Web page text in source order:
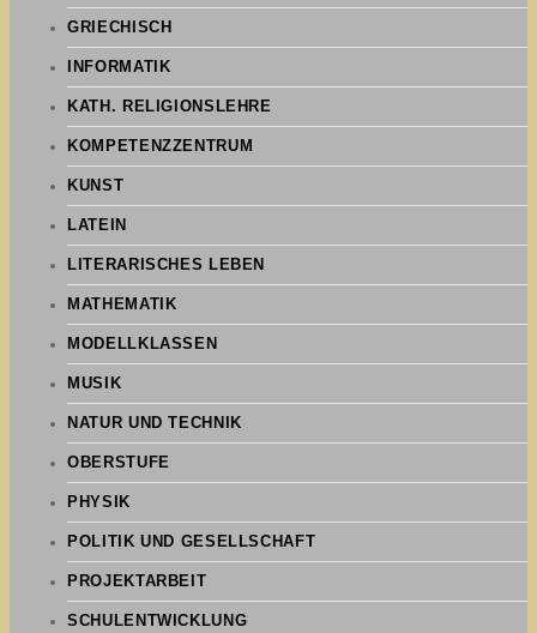
GRIECHISCH
INFORMATIK
KATH. RELIGIONSLEHRE
KOMPETENZZENTRUM
KUNST
LATEIN
LITERARISCHES LEBEN
MATHEMATIK
MODELLKLASSEN
MUSIK
NATUR UND TECHNIK
OBERSTUFE
PHYSIK
POLITIK UND GESELLSCHAFT
PROJEKTARBEIT
SCHULENTWICKLUNG